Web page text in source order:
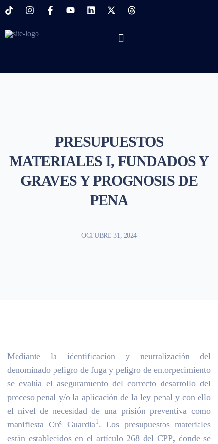
PRESUPUESTOS
MATERIALES I, FUNDADOS Y
GRAVES Y PROGNOSIS DE
PENA
OCTUBRE 31, 2024
Mediante la identificación y neutralización del
denominado peligro de fuga y peligro de entorpecimiento
se evalúa el aseguramiento del correcto desarrollo del
proceso penal y/o la aplicación de la ley penal y con ello
el nivel de necesidad de una prisión preventiva como
manifiesta Oré Guardia1. Los presupuestos materiales
están establecidos en el artículo 268 del CPP, donde se